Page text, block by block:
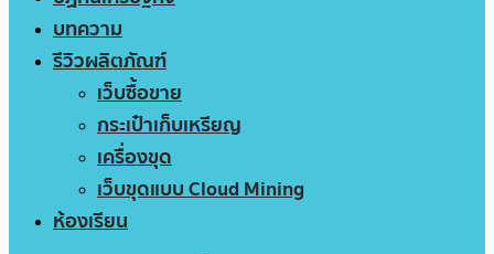
บทความ
รีวิวผลิตภัณฑ์
เว็บซื้อขาย
กระเป๋าเก็บเหรียญ
เครื่องขุด
เว็บขุดแบบ Cloud Mining
ห้องเรียน